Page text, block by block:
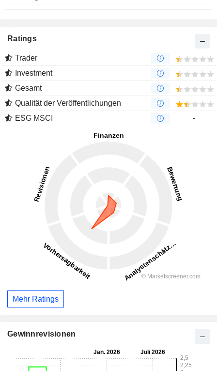
Ratings
Trader
Investment
Gesamt
Qualität der Veröffentlichungen
ESG MSCI
-
Mehr Ratings
Gewinnrevisionen